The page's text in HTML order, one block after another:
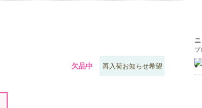
欠品中 再入荷お知らせ希望
プ